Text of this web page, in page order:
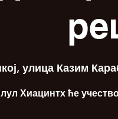
улица Казим
Хиацинтх ће